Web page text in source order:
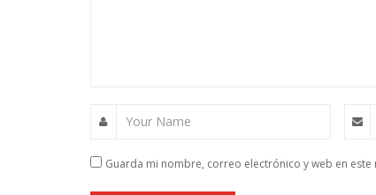
Your Name
Guarda mi nombre, correo electrónico y web en